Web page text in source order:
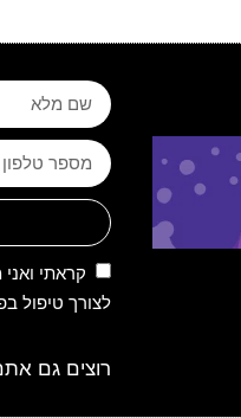
קראתי
לצורך טיפול
רוצים גם